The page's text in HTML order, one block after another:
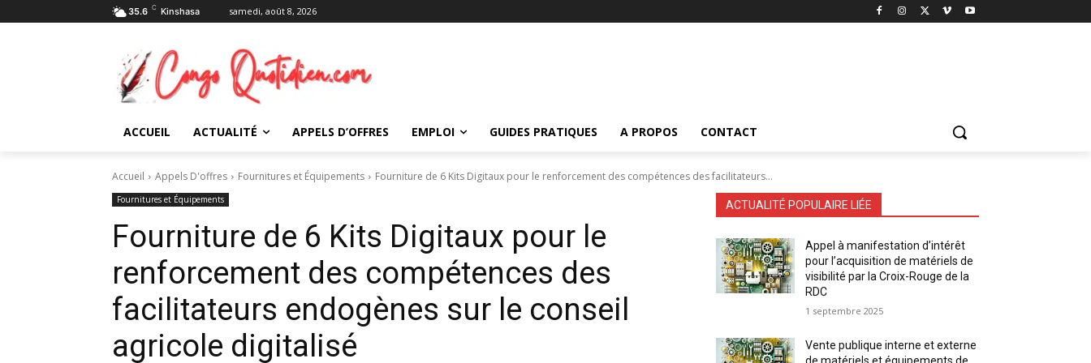
35.6 C Kinshasa samedi, août 8, 2026
ACCUEIL ACTUALITÉ APPELS D’OFFRES EMPLOI GUIDES PRATIQUES A PROPOS CONTACT
Accueil Appels D'offres Fournitures et Équipements Fourniture de 6 Kits Digitaux pour le renforcement des compétences des facilitateurs...
Fournitures et Équipements
Fourniture de 6 Kits Digitaux pour le
renforcement des compétences des
facilitateurs endogènes sur le conseil
agricole digitalisé
ACTUALITÉ POPULAIRE LIÉE
Appel à manifestation d’intérêt
pour l’acquisition de matériels de
visibilité par la Croix-Rouge de la
RDC
1 septembre 2025
Vente publique interne et externe